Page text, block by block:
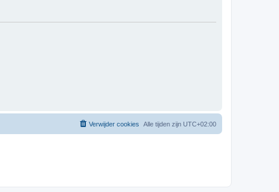
Alle tijden zijn UTC+02:00
Verwijder cookies